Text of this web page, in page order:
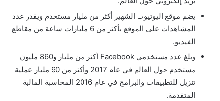
يضم موقع اليوتيوب الشهير أكثر من مليار مستخدم ويقدر عدد
المشاهدات على الموقع بأكثر من 6 مليارات ساعة من مقاطع
الفيديو.
وبلغ عدد مستخدمي Facebook أكثر من مليار و860 مليون
مستخدم حول العالم في عام 2017 وأكثر من 90 مليار عملية
تنزيل للتطبيقات والبرامج في عام 2016 المحاسبة المالية
المتقدمة.